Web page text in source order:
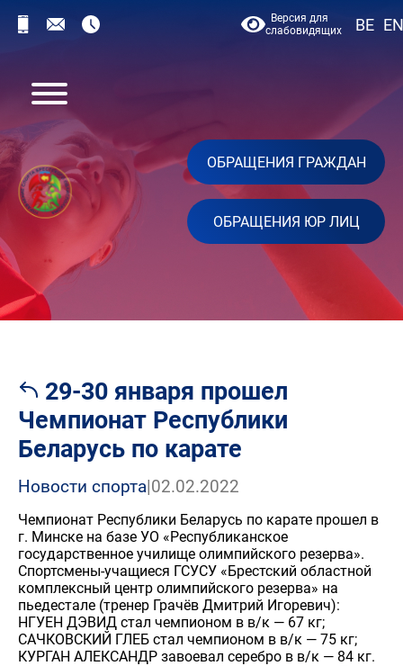
Версия для
слабовидящих
BE EN
ОБРАЩЕНИЯ ГРАЖДАН
ОБРАЩЕНИЯ ЮР ЛИЦ
29-30 января прошел
Чемпионат Республики
Беларусь по карате
Новости спорта|02.02.2022
Чемпионат Республики Беларусь по карате прошел в
г. Минске на базе УО «Республиканское
государственное училище олимпийского резерва».
Спортсмены-учащиеся ГСУСУ «Брестский областной
комплексный центр олимпийского резерва» на
пьедестале (тренер Грачёв Дмитрий Игоревич):
НГУЕН ДЭВИД стал чемпионом в в/к — 67 кг;
САЧКОВСКИЙ ГЛЕБ стал чемпионом в в/к — 75 кг;
КУРГАН АЛЕКСАНДР завоевал серебро в в/к — 84 кг.